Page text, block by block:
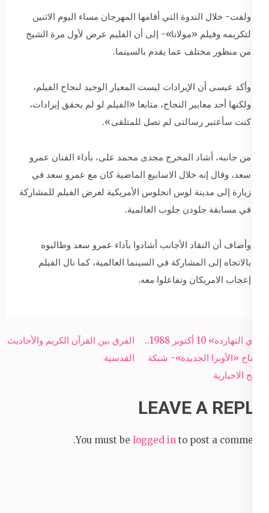
ولفت- خلال الندوة التي أقامها المهرجان مساء اليوم الاثنين
لتكريمه وفيلم «مولانا»- إلى أن الفليم عرض لأول مرة الشيخ
من منظور مختلف عما يقدم بالسينما.
وأكد عيسى أن الإيرادات ليست المعيار الوحيد لنجاح الفيلم،
ولكنها أحد معايير النجاح، متابعا «الفيلم لو لم يحقق إيرادات،
كنت سأعتبر رسالتى لم تصل للمتلقى».
من جانبه، أشاد المخرج مجدى محمد على، بأداء الفنان عمرو
سعد، وقال إنه خلال الاسابيع الماضية كان مع عمرو سعد في
زيارة إلى مدينة لوس انجلوس الأمريكية لعرض الفيلم للمشاركة
في مسابقة جلودن جلوب العالمية.
وأضاف أن النقاد الأجانب أشادوا بآداء عمرو سعد وطالبوه
بالاتجاه إلى المشاركة في السينما العالمية، كما نال الفيلم
إعجاب الامريكان وتفاعلوا معه.
Post
navigation
الفرق بين القرآن الكريم والأحاديث
القدسية
«زي النهارده» 10 أكتوبر 1988..
افتتاح «الأوبرا الجديدة»- شبكة
سبح الاخبارية
LEAVE A REPLY
You must be logged in to post a comment.